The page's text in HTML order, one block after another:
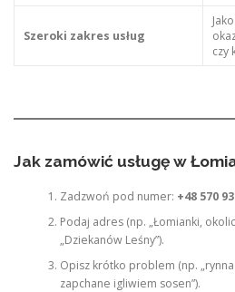
Szeroki zakres usług
czy
Jak zamówić usługę w
Zadzwoń pod numer: +48 570
Podaj adres (np. „Łomianki,
„Dziekanów Leśny”).
Opisz krótko problem (np.
zapchane igliwiem sosen”).